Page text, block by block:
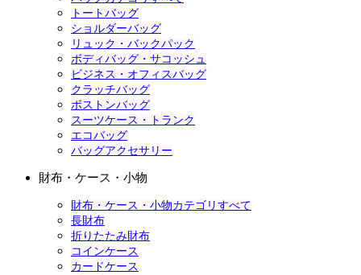
トートバッグ
ショルダーバッグ
リュック・バックパック
ボディバッグ・サコッシュ
ビジネス・オフィスバッグ
クラッチバッグ
ボストンバッグ
スーツケース・トランク
エコバッグ
バッグアクセサリー
財布・ケース・小物
財布・ケース・小物カテゴリすべて
長財布
折りたたみ財布
コインケース
カードケース